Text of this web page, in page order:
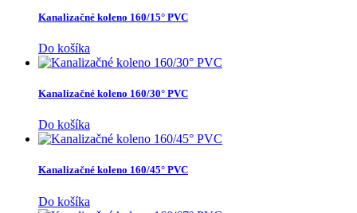
Kanalizačné koleno 160/15° PVC
Do košíka
Kanalizačné koleno 160/30° PVC
Do košíka
Kanalizačné koleno 160/45° PVC
Do košíka